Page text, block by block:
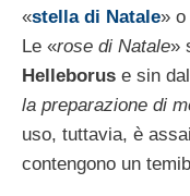
«stella di Natale» o
Le «rose di Natale»
Helleborus e sin
la preparazione di
uso, tutta­via, è
contengono un